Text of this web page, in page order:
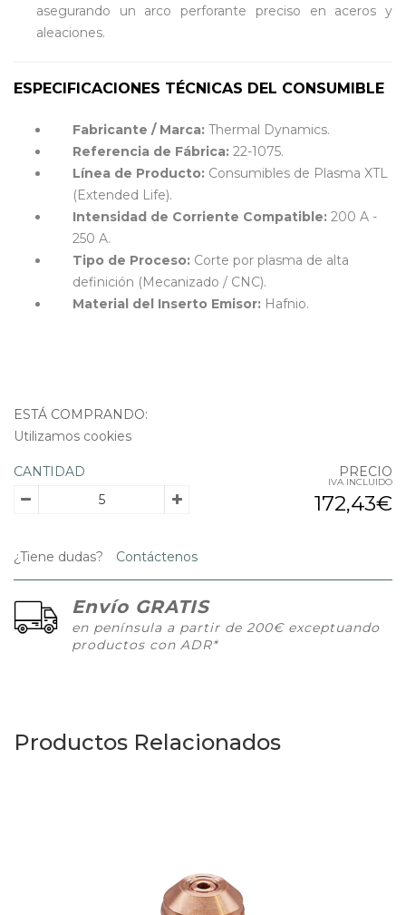
asegurando un arco perforante preciso en aceros y
aleaciones.
ESPECIFICACIONES TÉCNICAS DEL CONSUMIBLE
Fabricante / Marca: Thermal Dynamics.
Referencia de Fábrica: 22-1075.
Línea de Producto: Consumibles de Plasma XTL
(Extended Life).
Intensidad de Corriente Compatible: 200 A -
250 A.
Tipo de Proceso: Corte por plasma de alta
definición (Mecanizado / CNC).
Material del Inserto Emisor: Hafnio.
ESTÁ COMPRANDO:
Utilizamos cookies
CANTIDAD PRECIO
IVA INCLUIDO
172,43€
¿Tiene dudas? Contáctenos
Envío GRATIS
en península a partir de 200€ exceptuando
productos con ADR*
Productos Relacionados